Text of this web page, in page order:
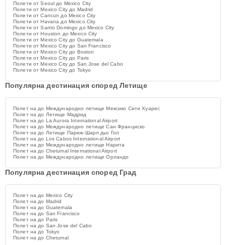
Полети от Seoul до Mexico City
Полети от Mexico City до Madrid
Полети от Cancun до Mexico City
Полети от Havana до Mexico City
Полети от Santo Domingo до Mexico City
Полети от Houston до Mexico City
Полети от Mexico City до Guatemala
Полети от Mexico City до San Francisco
Полети от Mexico City до Boston
Полети от Mexico City до Paris
Полети от Mexico City до San Jose del Cabo
Полети от Mexico City до Tokyo
Популярна дестинация според Летище
Полет на до Международно летище Мексико Сити Хуарес
Полет на до Летище Мадрид
Полет на до La Aurora International Airport
Полет на до Международно летище Сан Франциско
Полет на до Летище Париж-Шарл дьо Гол
Полет на до Los Cabos International Airport
Полет на до Международно летище Нарита
Полет на до Chetumal International Airport
Полет на до Международно летище Орландо
Популярна дестинация според Град
Полет на до Mexico City
Полет на до Madrid
Полет на до Guatemala
Полет на до San Francisco
Полет на до Paris
Полет на до San Jose del Cabo
Полет на до Tokyo
Полет на до Chetumal